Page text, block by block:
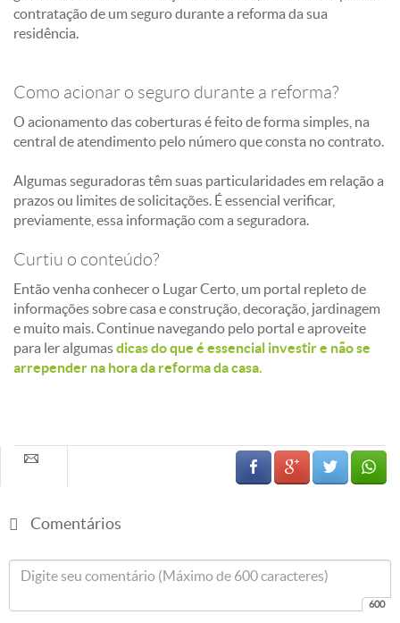
contratação de um seguro durante a reforma da sua
residência.
Como acionar o seguro durante a reforma?
O acionamento das coberturas é feito de forma simples, na
central de atendimento pelo número que consta no contrato.
Algumas seguradoras têm suas particularidades em relação a
prazos ou limites de solicitações. É essencial verificar,
previamente, essa informação com a seguradora.
Curtiu o conteúdo?
Então venha conhecer o Lugar Certo, um portal repleto de
informações sobre casa e construção, decoração, jardinagem
e muito mais. Continue navegando pelo portal e aproveite
para ler algumasdicas do que é essencial investir e não se
arrepender na hora da reforma da casa.
Comentários
600